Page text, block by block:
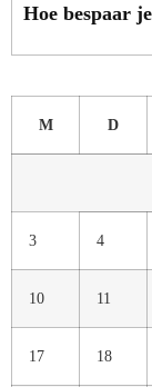
Hoe bespaar
M D
3 4
10 11
17 18